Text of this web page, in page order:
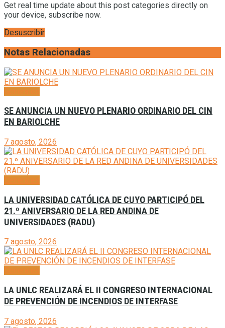
Get real time update about this post categories directly on
your device, subscribe now.
Desuscribir
Notas Relacionadas
SE ANUNCIA UN NUEVO PLENARIO ORDINARIO DEL CIN
EN BARIOLCHE
7 agosto, 2026
LA UNIVERSIDAD CATÓLICA DE CUYO PARTICIPÓ DEL
21.º ANIVERSARIO DE LA RED ANDINA DE
UNIVERSIDADES (RADU)
7 agosto, 2026
LA UNLC REALIZARÁ EL II CONGRESO INTERNACIONAL
DE PREVENCIÓN DE INCENDIOS DE INTERFASE
7 agosto, 2026